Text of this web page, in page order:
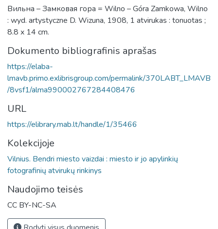
Вильна – Замковая гора = Wilno – Góra Zamkowa, Wilno
: wyd. artystyczne D. Wizuna, 1908, 1 atvirukas : tonuotas ;
8.8 x 14 cm.
Dokumento bibliografinis aprašas
https://elaba-
lmavb.primo.exlibrisgroup.com/permalink/370LABT_LMAVB
/8vsf1/alma990002767284408476
URL
https://elibrary.mab.lt/handle/1/35466
Kolekcijoje
Vilnius. Bendri miesto vaizdai : miesto ir jo apylinkių
fotografinių atvirukų rinkinys
Naudojimo teisės
CC BY-NC-SA